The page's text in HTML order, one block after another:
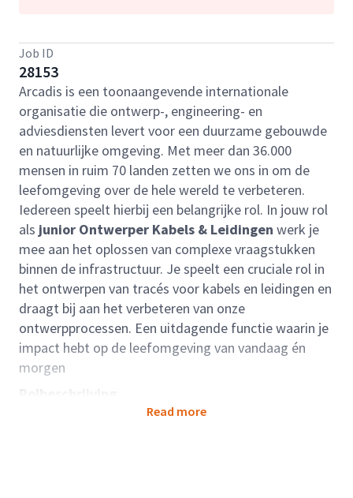
Job ID
28153
Arcadis is een toonaangevende internationale
organisatie die ontwerp-, engineering- en
adviesdiensten levert voor een duurzame gebouwde
en natuurlijke omgeving. Met meer dan 36.000
mensen in ruim 70 landen zetten we ons in om de
leefomgeving over de hele wereld te verbeteren.
Iedereen speelt hierbij een belangrijke rol. In jouw rol
als junior Ontwerper Kabels & Leidingen werk je
mee aan het oplossen van complexe vraagstukken
binnen de infrastructuur. Je speelt een cruciale rol in
het ontwerpen van tracés voor kabels en leidingen en
draagt bij aan het verbeteren van onze
ontwerpprocessen. Een uitdagende functie waarin je
impact hebt op de leefomgeving van vandaag én
morgen
Als junior Ontwerper Kabels & Leidingen werk je aan
Read more